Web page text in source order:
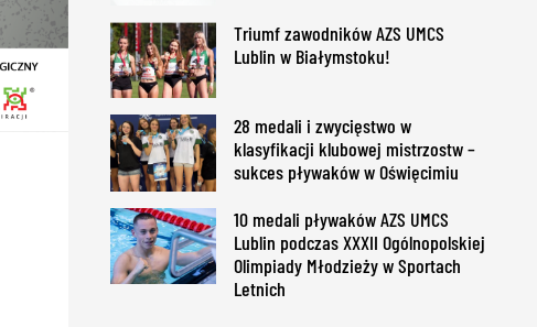
Triumf zawodników AZS UMCS
Lublin w Białymstoku!
28 medali i zwycięstwo w
klasyfikacji klubowej mistrzostw –
sukces pływaków w Oświęcimiu
10 medali pływaków AZS UMCS
Lublin podczas XXXII Ogólnopolskiej
Olimpiady Młodzieży w Sportach
Letnich